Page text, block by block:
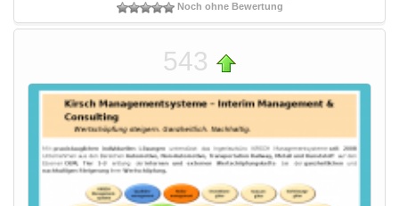
Noch ohne Bewertung
543